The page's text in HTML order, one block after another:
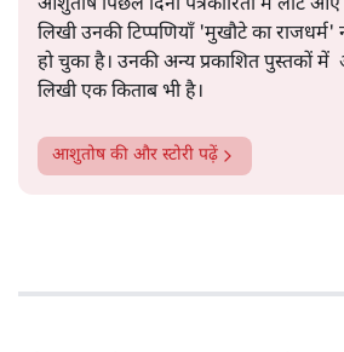
आशुतोष पिछले दिनों पत्रकारिता में लौट आए
लिखी उनकी टिप्पणियाँ 'मुखौटे का राजधर्म'
हो चुका है। उनकी अन्य प्रकाशित पुस्तकों में
लिखी एक किताब भी है।
आशुतोषकी और स्टोरी पढ़ें